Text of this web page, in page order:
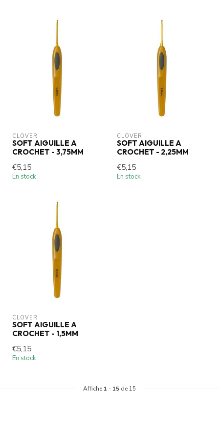
CLOVER
SOFT AIGUILLE A
CROCHET - 3,75MM
€5,15
En stock
CLOVER
SOFT AIGUILLE A
CROCHET - 2,25MM
€5,15
En stock
CLOVER
SOFT AIGUILLE A
CROCHET - 1,5MM
€5,15
En stock
Affiche 1 - 15 de 15